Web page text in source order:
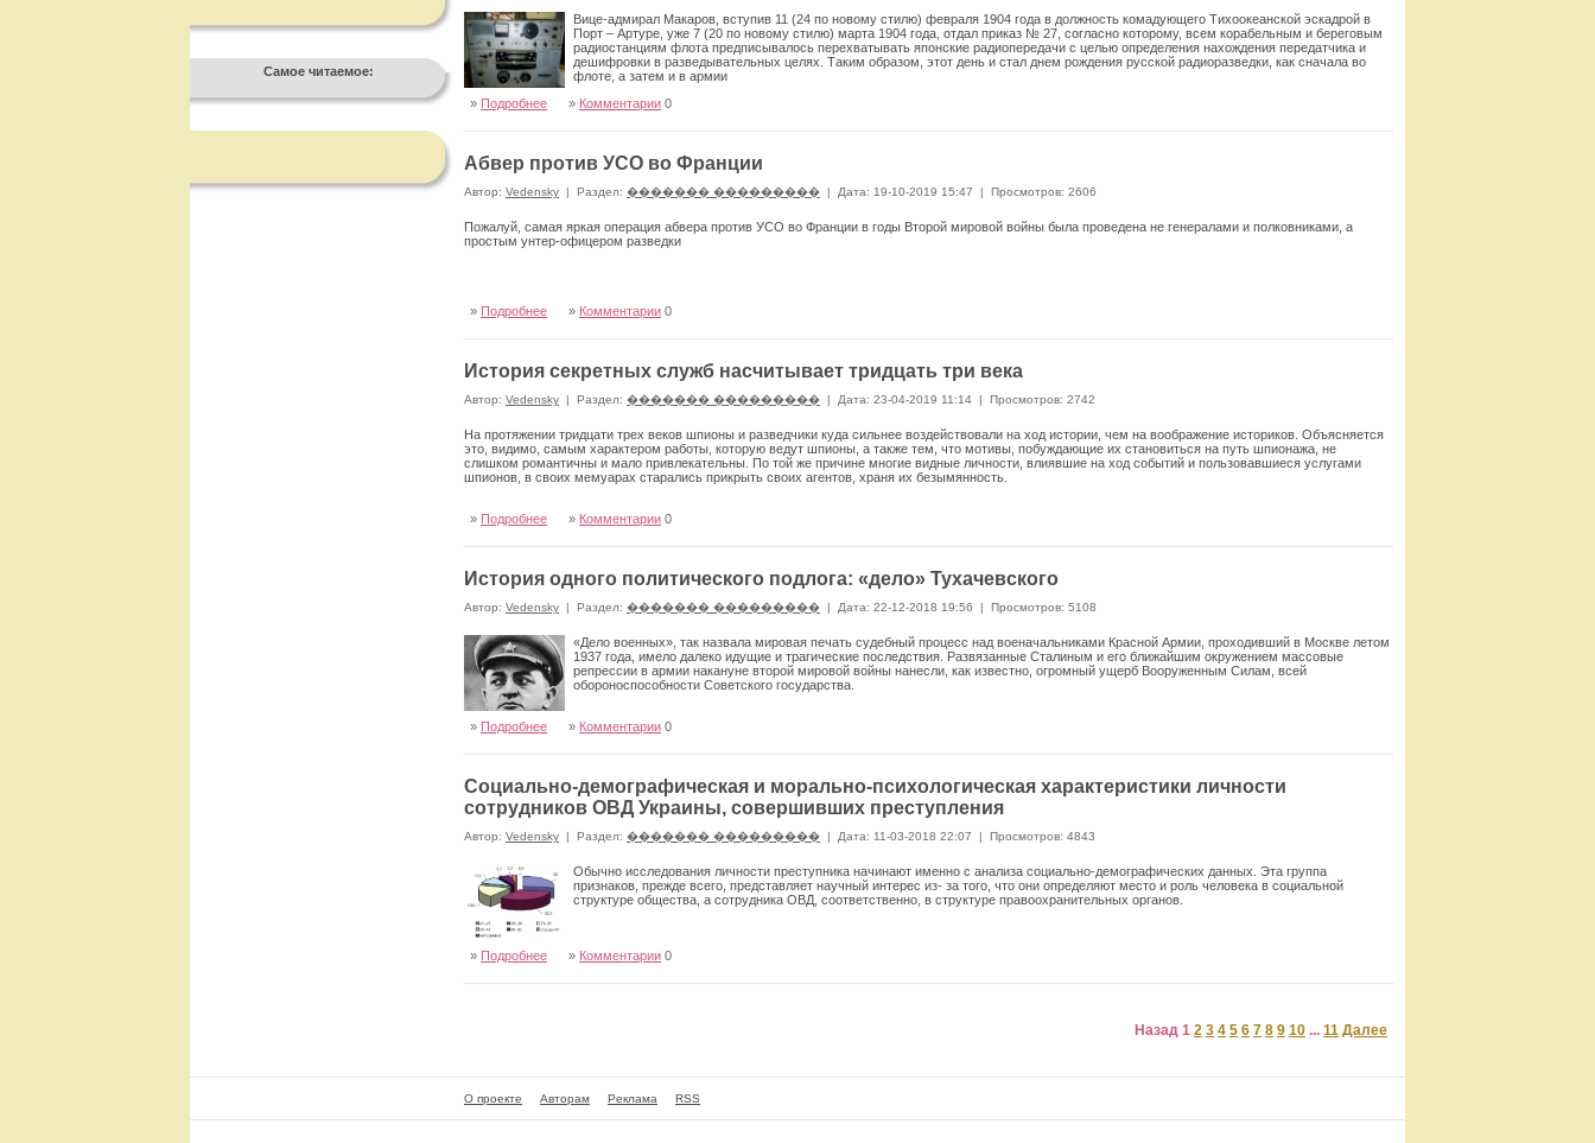
Самое читаемое:
Вице-адмирал Макаров, вступив 11 (24 по новому стилю) февраля 1904 года в должность комадующего Тихоокеанской эскадрой в
Порт – Артуре, уже 7 (20 по новому стилю) марта 1904 года, отдал приказ № 27, согласно которому, всем корабельным и береговым
радиостанциям флота предписывалось перехватывать японские радиопередачи с целью определения нахождения передатчика и
дешифровки в разведывательных целях. Таким образом, этот день и стал днем рождения русской радиоразведки, как сначала во
флоте, а затем и в армии
» Подробнее » Комментарии 0
Абвер против УСО во Франции
Автор: Vedensky | Раздел: ������� ��������� | Дата: 19-10-2019 15:47 | Просмотров: 2606
Пожалуй, самая яркая операция абвера против УСО во Франции в годы Второй мировой войны была проведена не генералами и полковниками, а
простым унтер-офицером разведки
» Подробнее » Комментарии 0
История секретных служб насчитывает тридцать три века
Автор: Vedensky | Раздел: ������� ��������� | Дата: 23-04-2019 11:14 | Просмотров: 2742
На протяжении тридцати трех веков шпионы и разведчики куда сильнее воздействовали на ход истории, чем на воображение историков. Объясняется
это, видимо, самым характером работы, которую ведут шпионы, а также тем, что мотивы, побуждающие их становиться на путь шпионажа, не
слишком романтичны и мало привлекательны. По той же причине многие видные личности, влиявшие на ход событий и пользовавшиеся услугами
шпионов, в своих мемуарах старались прикрыть своих агентов, храня их безымянность.
» Подробнее » Комментарии 0
История одного политического подлога: «дело» Тухачевского
Автор: Vedensky | Раздел: ������� ��������� | Дата: 22-12-2018 19:56 | Просмотров: 5108
«Дело военных», так назвала мировая печать судебный процесс над военачальниками Красной Армии, проходивший в Москве летом
1937 года, имело далеко идущие и трагические последствия. Развязанные Сталиным и его ближайшим окружением массовые
репрессии в армии накануне второй мировой войны нанесли, как известно, огромный ущерб Вооруженным Силам, всей
обороноспособности Советского государства.
» Подробнее » Комментарии 0
Социально-демографическая и морально-психологическая характеристики личности
сотрудников ОВД Украины, совершивших преступления
Автор: Vedensky | Раздел: ������� ��������� | Дата: 11-03-2018 22:07 | Просмотров: 4843
Обычно исследования личности преступника начинают имен­но с анализа социально-демографических данных. Эта груп­па
признаков, прежде всего, представляет научный интерес из- за того, что они определяют место и роль человека в социальной
структуре общества, а сотрудника ОВД, соответственно, в струк­туре правоохранительных органов.
» Подробнее » Комментарии 0
Назад 1 2 3 4 5 6 7 8 9 10 ... 11 Далее
О проекте Авторам Реклама RSS